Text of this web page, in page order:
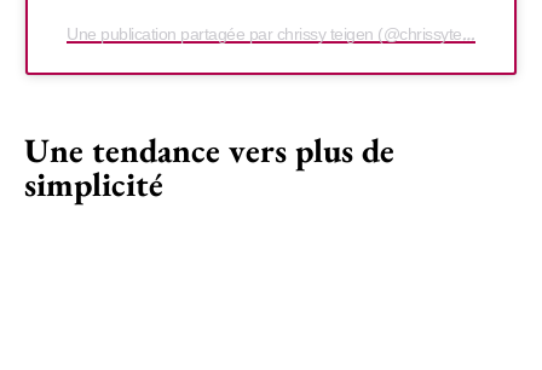
Une publication partagée par chrissy teigen (@chrissyteigen)
Une tendance vers plus de
simplicité